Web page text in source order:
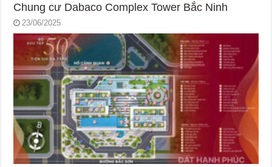
Chung cư Dabaco Complex Tower Bắc Ninh
23/06/2025